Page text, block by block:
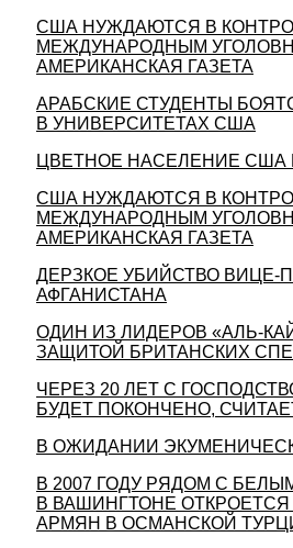
США НУЖДАЮТСЯ В
МЕЖДУНАРОДНЫМ
АМЕРИКАНСКАЯ ГАЗЕТА
АРАБСКИЕ СТУДЕНТЫ
В УНИВЕРСИТЕТАХ США
ЦВЕТНОЕ НАСЕЛЕНИЕ
США НУЖДАЮТСЯ В
МЕЖДУНАРОДНЫМ
АМЕРИКАНСКАЯ ГАЗЕТА
ДЕРЗКОЕ УБИЙСТВО ВИЦЕ-
АФГАНИСТАНА
ОДИН ИЗ ЛИДЕРОВ «АЛЬ-
ЗАЩИТОЙ БРИТАНСКИХ
ЧЕРЕЗ 20 ЛЕТ С
БУДЕТ ПОКОНЧЕНО,
В ОЖИДАНИИ
В 2007 ГОДУ РЯДОМ С
В ВАШИНГТОНЕ
АРМЯН В ОСМАНСКОЙ